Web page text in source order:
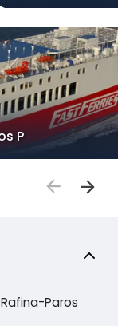
P
Paros